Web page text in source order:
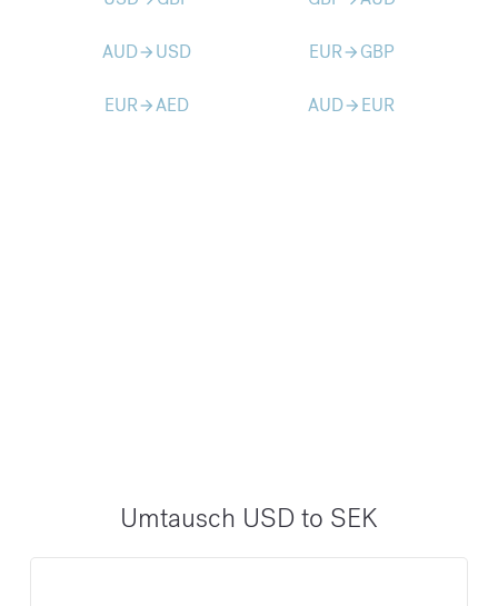
AUDarrow_forward USD EURarrow_forward GBP
EURarrow_forwardAED AUDarrow_forward EUR
Umtausch USD to SEK